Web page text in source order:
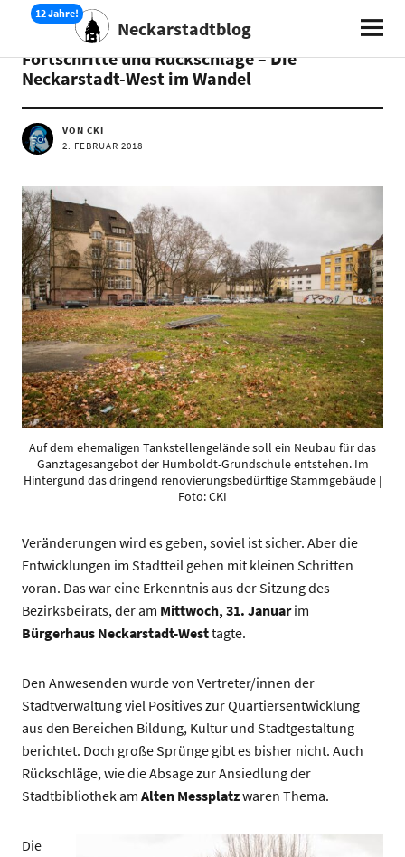
Neckarstadtblog
STADTENTWICKLUNG
Fortschritte und Rückschläge – Die
Neckarstadt-West im Wandel
VON CKI
2. FEBRUAR 2018
Auf dem ehemaligen Tankstellengelände soll ein Neubau für das
Ganztagesangebot der Humboldt-Grundschule entstehen. Im
Hintergund das dringend renovierungsbedürftige Stammgebäude |
Foto: CKI
Veränderungen wird es geben, soviel ist sicher. Aber die
Entwicklungen im Stadtteil gehen mit kleinen Schritten
voran. Das war eine Erkenntnis aus der Sitzung des
Bezirksbeirats, der am Mittwoch, 31. Januarim
Bürgerhaus Neckarstadt-Westtagte.
Den Anwesenden wurde von Vertreter/innen der
Stadtverwaltung viel Positives zur Quartiersentwicklung
aus den Bereichen Bildung, Kultur und Stadtgestaltung
berichtet. Doch große Sprünge gibt es bisher nicht. Auch
Rückschläge, wie die Absage zur Ansiedlung der
Stadtbibliothek am Alten Messplatzwaren Thema.
Die